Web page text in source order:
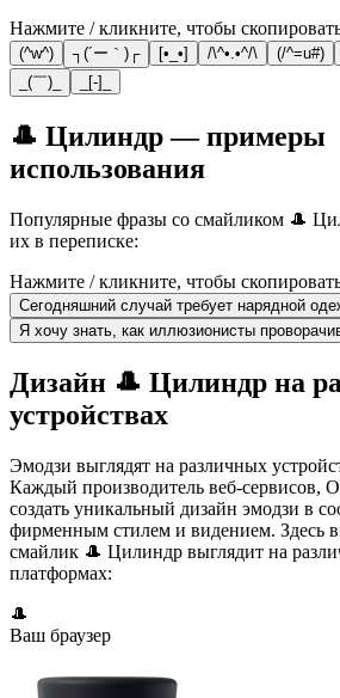
Нажмите / кликните, чтобы
(^w^) ┐(´ー｀)┌ [•_•] /\^•.•^/\ (/^=u#)
_(￣)_
_[-]_
🎩 Цилиндр — примеры
использования
Популярные фразы со смайликом 🎩
их в переписке:
Нажмите / кликните, чтобы
Сегодняшний случай требует нарядной
Я хочу знать, как иллюзионисты
Дизайн 🎩 Цилиндр на
устройствах
Эмодзи выглядят на различных
Каждый производитель веб-сервисов,
создать уникальный дизайн эмодзи в
фирменным стилем и видением. Здесь
смайлик 🎩 Цилиндр выглядит на
платформах:
🎩
Ваш браузер